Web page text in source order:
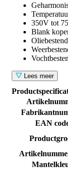
350V tot
Blank
Lees meer
EAN